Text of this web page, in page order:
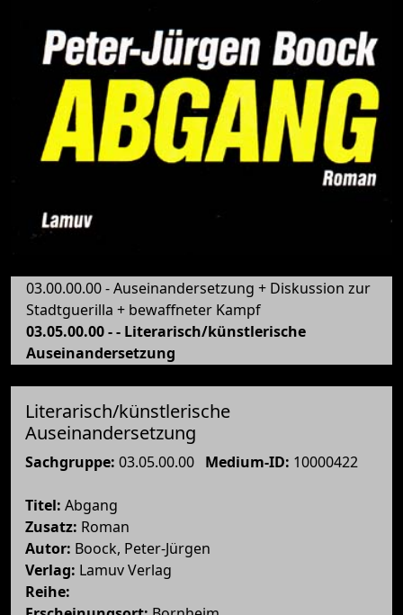
03.00.00.00 - Auseinandersetzung + Diskussion zur
Stadtguerilla + bewaffneter Kampf
03.05.00.00 - - Literarisch/künstlerische
Auseinandersetzung
Literarisch/künstlerische
Auseinandersetzung
Sachgruppe: 03.05.00.00 Medium-ID: 10000422
Titel: Abgang
Zusatz: Roman
Autor: Boock, Peter-Jürgen
Verlag: Lamuv Verlag
Reihe: